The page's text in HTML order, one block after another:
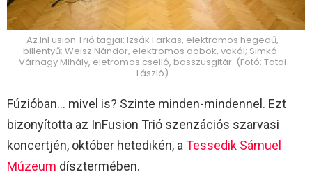
Az InFusion Trió tagjai: Izsák Farkas, elektromos hegedű,
billentyű; Weisz Nándor, elektromos dobok, vokál; Simkó-
Várnagy Mihály, eletromos cselló, basszusgitár. (Fotó: Tatai
László)
Fúzióban… mivel is? Szinte minden-mindennel. Ezt
bizonyította az InFusion Trió szenzációs szarvasi
koncertjén, október hetedikén, a Tessedik Sámuel
Múzeum dísztermében.